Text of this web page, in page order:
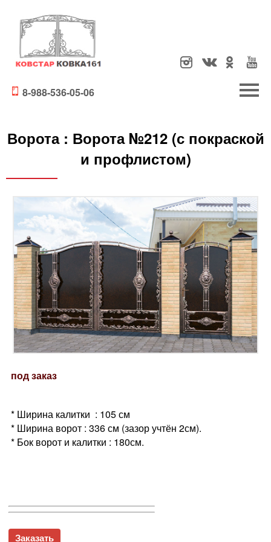
8-988-536-05-06
Ворота : Ворота №212 (с покраской
и профлистом)
под заказ
* Ширина калитки : 105 см
* Ширина ворот : 336 см (зазор учтён 2см).
* Бок ворот и калитки : 180см.
Заказать